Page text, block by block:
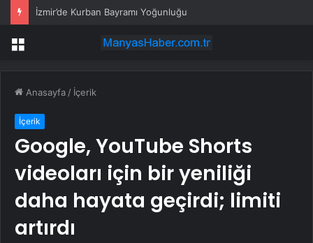
İzmir’de Kurban Bayramı Yoğunluğu
Menü
Anasayfa / İçerik
İçerik
Google, YouTube Shorts
videoları için bir yeniliği
daha hayata geçirdi; limiti
artırdı